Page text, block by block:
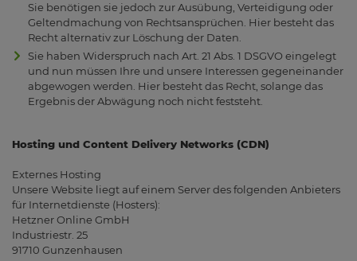
Sie benötigen sie jedoch zur Ausübung, Verteidigung oder
Geltendmachung von Rechtsansprüchen. Hier besteht das
Recht alternativ zur Löschung der Daten.
Sie haben Widerspruch nach Art. 21 Abs. 1 DSGVO eingelegt
und nun müssen Ihre und unsere Interessen gegeneinander
abgewogen werden. Hier besteht das Recht, solange das
Ergebnis der Abwägung noch nicht feststeht.
Hosting und Content Delivery Networks (CDN)
Externes Hosting
Unsere Website liegt auf einem Server des folgenden Anbieters
für Internetdienste (Hosters):
Hetzner Online GmbH
Industriestr. 25
91710 Gunzenhausen